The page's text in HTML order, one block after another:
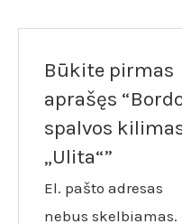
Būkite pirmas
aprašęs
spalvos
„Ulita“”
El. pašto adresas
nebus skelbiamas.